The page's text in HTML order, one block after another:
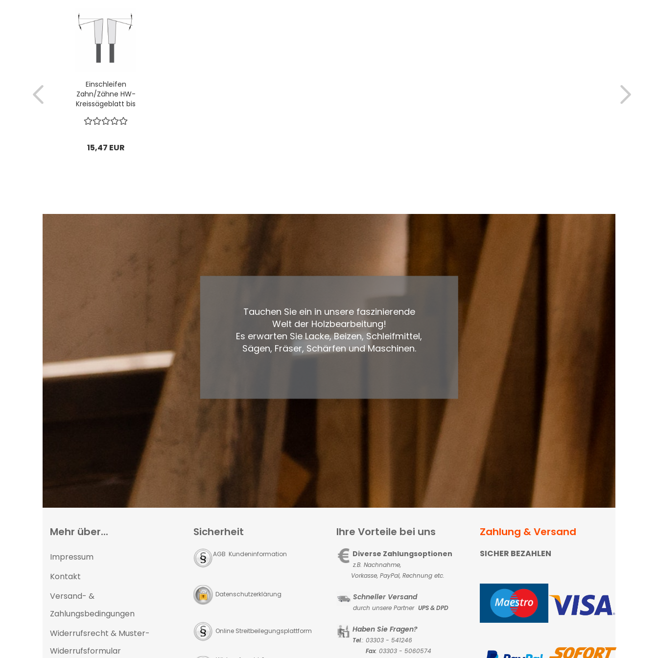
Einschleifen
Zahn/Zähne HW-
Kreissägeblatt bis
3,2mm Breite
Zahnformen)
15,47 EUR
Tauchen Sie ein in unsere faszinierende
Welt der Holzbearbeitung!
Es erwarten Sie Lacke, Beizen, Schleifmittel,
Sägen, Fräser, Schärfen und Maschinen.
Mehr über...
Impressum
Kontakt
Versand- &
Zahlungsbedingungen
Widerrufsrecht & Muster-
Widerrufsformular
Sicherheit
AGB Kundeninformation
Datenschutzerklärung
Online Streitbeilegungsplattform
Ihre Vorteile bei uns
Diverse Zahlungsoptionen
z.B. Nachnahme,
Vorkasse, PayPal, Rechnung etc.
Schneller Versand
durch unsere Partner UPS & DPD
Haben Sie Fragen?
Tel.: 03303 - 541246
Fax: 03303 - 5060574
Zahlung & Versand
SICHER BEZAHLEN